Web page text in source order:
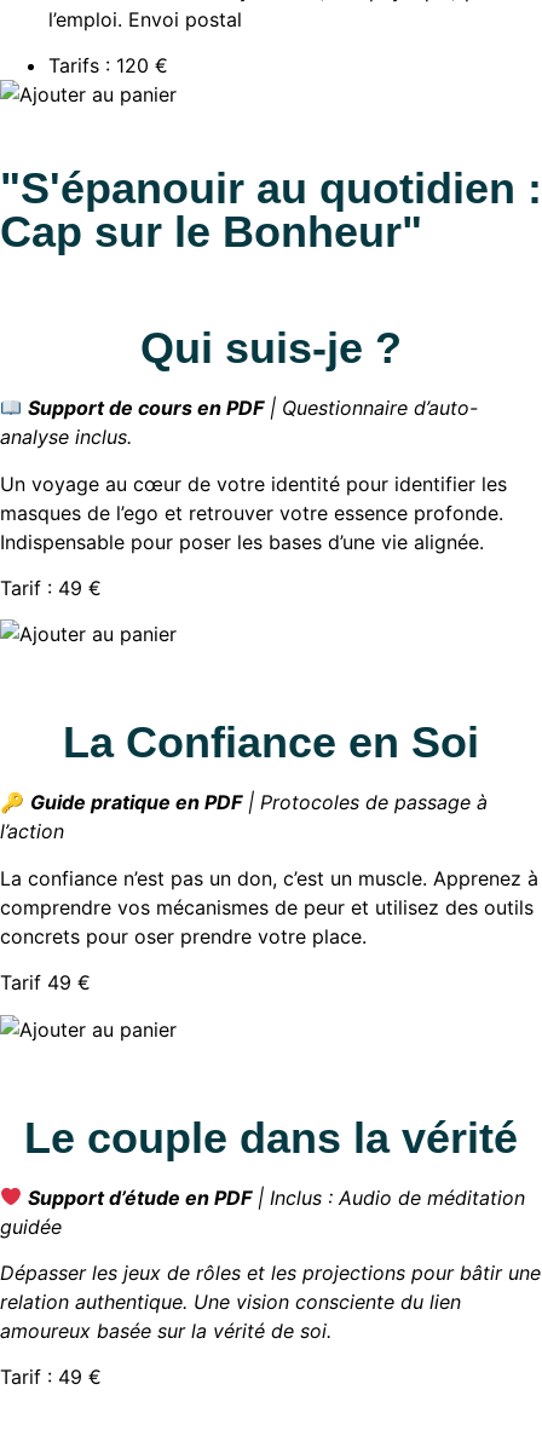
l’emploi. Envoi postal
Tarifs : 120 €
"S'épanouir au quotidien :
Cap sur le Bonheur"
Qui suis-je ?
Support de cours en PDF| Questionnaire d’auto-
analyse inclus.
Un voyage au cœur de votre identité pour identifier les
masques de l’ego et retrouver votre essence profonde.
Indispensable pour poser les bases d’une vie alignée.
Tarif : 49 €
La Confiance en Soi
🔑 Guide pratique en PDF| Protocoles de passage à
l’action
La confiance n’est pas un don, c’est un muscle. Apprenez à
comprendre vos mécanismes de peur et utilisez des outils
concrets pour oser prendre votre place.
Tarif 49 €
Le couple dans la vérité
Support d’étude en PDF| Inclus : Audio de méditation
guidée
Dépasser les jeux de rôles et les projections pour bâtir une
relation authentique. Une vision consciente du lien
amoureux basée sur la vérité de soi.
Tarif : 49 €